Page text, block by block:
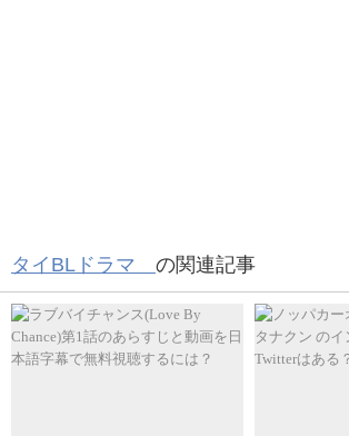
スパポン・ウドムケーオカ
ー に彼女はいるの？
現在調査中です。
タイBLドラマ の関連記事